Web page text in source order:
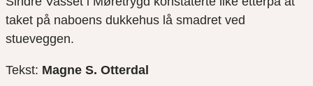
taket på naboens dukkehus lå smadret ved
stueveggen.
Tekst: Magne S. Otterdal